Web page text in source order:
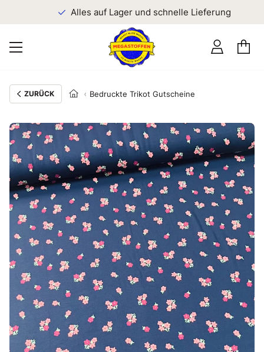
Alles auf Lager und schnelle Lieferung
ZURÜCK Bedruckte Trikot Gutscheine